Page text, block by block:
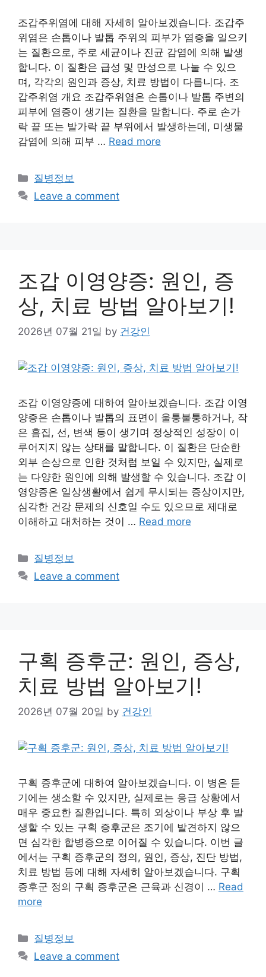
조갑주위염에 대해 자세히 알아보겠습니다. 조갑주
위염은 손톱이나 발톱 주위의 피부가 염증을 일으키
는 질환으로, 주로 세균이나 진균 감염에 의해 발생
합니다. 이 질환은 급성 및 만성으로 나눌 수 있으
며, 각각의 원인과 증상, 치료 방법이 다릅니다. 조
갑주위염 개요 조갑주위염은 손톱이나 발톱 주변의
피부에 염증이 생기는 질환을 말합니다. 주로 손가
락 끝 또는 발가락 끝 부위에서 발생하는데, 미생물
감염에 의해 피부 … Read more
Categories
질병정보
Leave a comment
조갑 이영양증: 원인, 증
상, 치료 방법 알아보기!
2026년 07월 21일 by 건강인
조갑 이영양증에 대하여 알아보겠습니다. 조갑 이영
양증은 손톱이나 발톱의 표면이 울퉁불퉁하거나, 작
은 흠집, 선, 변색 등이 생기며 정상적인 성장이 이
루어지지 않는 상태를 말합니다. 이 질환은 단순한
외부 손상으로 인한 것처럼 보일 수 있지만, 실제로
는 다양한 원인에 의해 발생할 수 있습니다. 조갑 이
영양증은 일상생활에서 쉽게 무시되는 증상이지만,
심각한 건강 문제의 신호일 수도 있으므로 제대로
이해하고 대처하는 것이 … Read more
Categories
질병정보
Leave a comment
구획 증후군: 원인, 증상,
치료 방법 알아보기!
2026년 07월 20일 by 건강인
구획 증후군에 대하여 알아보겠습니다. 이 병은 듣
기에는 생소할 수 있지만, 실제로는 응급 상황에서
매우 중요한 질환입니다. 특히 외상이나 부상 후 발
생할 수 있는 구획 증후군은 조기에 발견하지 않으
면 심각한 합병증으로 이어질 수 있습니다. 이번 글
에서는 구획 증후군의 정의, 원인, 증상, 진단 방법,
치료 방법 등에 대해 자세히 알아보겠습니다. 구획
증후군 정의 구획 증후군은 근육과 신경이 … Read
more
Categories
질병정보
Leave a comment